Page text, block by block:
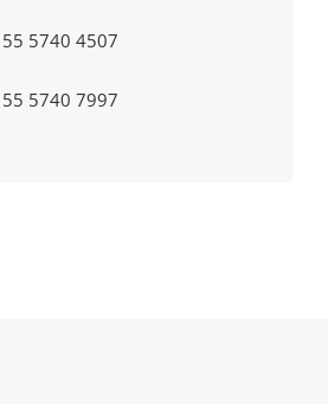
55 5740 4507
55 5740 7997